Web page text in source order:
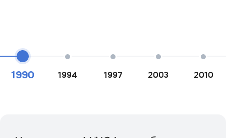
1990 1994 1997 2003 2010